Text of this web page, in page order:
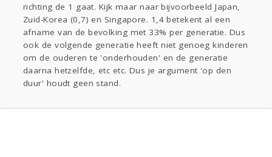
richting de 1 gaat. Kijk maar naar bijvoorbeeld Japan,
Zuid-Korea (0,7) en Singapore. 1,4 betekent al een
afname van de bevolking met 33% per generatie. Dus
ook de volgende generatie heeft niet genoeg kinderen
om de ouderen te 'onderhouden' en de generatie
daarna hetzelfde, etc etc. Dus je argument 'op den
duur' houdt geen stand.